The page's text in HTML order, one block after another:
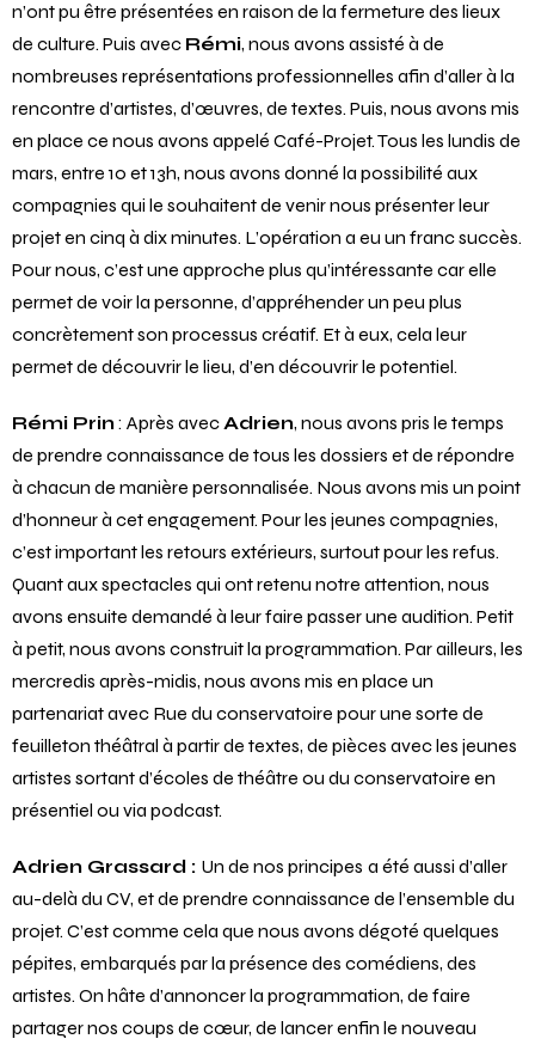
n’ont pu être présentées en raison de la fermeture des lieux
de culture. Puis avec Rémi, nous avons assisté à de
nombreuses représentations professionnelles afin d’aller à la
rencontre d’artistes, d’œuvres, de textes. Puis, nous avons mis
en place ce nous avons appelé Café-Projet. Tous les lundis de
mars, entre 10 et 13h, nous avons donné la possibilité aux
compagnies qui le souhaitent de venir nous présenter leur
projet en cinq à dix minutes. L’opération a eu un franc succès.
Pour nous, c’est une approche plus qu’intéressante car elle
permet de voir la personne, d’appréhender un peu plus
concrètement son processus créatif. Et à eux, cela leur
permet de découvrir le lieu, d’en découvrir le potentiel.
Rémi Prin: Après avecAdrien, nous avons pris le temps
de prendre connaissance de tous les dossiers et de répondre
à chacun de manière personnalisée. Nous avons mis un point
d’honneur à cet engagement. Pour les jeunes compagnies,
c’est important les retours extérieurs, surtout pour les refus.
Quant aux spectacles qui ont retenu notre attention, nous
avons ensuite demandé à leur faire passer une audition. Petit
à petit, nous avons construit la programmation. Par ailleurs, les
mercredis après-midis, nous avons mis en place un
partenariat avec Rue du conservatoire pour une sorte de
feuilleton théâtral à partir de textes, de pièces avec les jeunes
artistes sortant d’écoles de théâtre ou du conservatoire en
présentiel ou via podcast.
Adrien Grassard : Un de nos principes a été aussi d’aller
au-delà du CV, et de prendre connaissance de l’ensemble du
projet. C’est comme cela que nous avons dégoté quelques
pépites, embarqués par la présence des comédiens, des
artistes. On hâte d’annoncer la programmation, de faire
partager nos coups de cœur, de lancer enfin le nouveau